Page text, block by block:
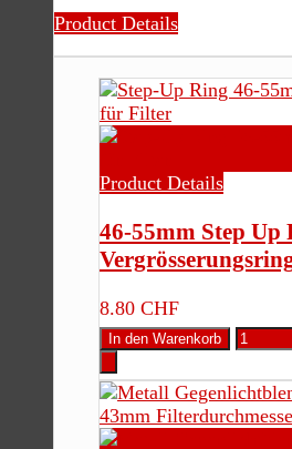
Product Details
Product Details
46-55mm Step Up
8.80 CHF